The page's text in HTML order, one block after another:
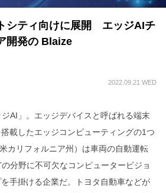
シティ向けに展開 エッジAIチ
開発の Blaize
2022.09.21 WED
AI」。エッジデバイスと呼ばれる端末
載したエッジコンピューティングの1つ
米カリフォルニア州）は車両の自動運転
分野に不可欠なコンピュータービジョ
手掛ける企業だ。トヨタ自動車などが